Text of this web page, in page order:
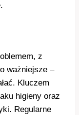
z
ważniejsze –
Kluczem
higieny oraz
Regularne